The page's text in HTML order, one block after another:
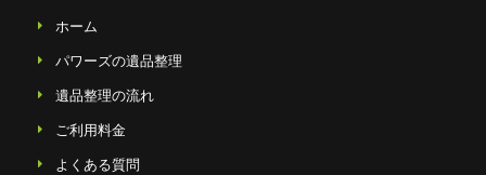
ホーム
パワーズの遺品整理
遺品整理の流れ
ご利用料金
よくある質問